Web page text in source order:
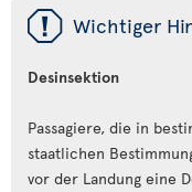
ü Wichtiger
Desinsektion
Passagiere, die in
staatlichen
vor der Landung eine